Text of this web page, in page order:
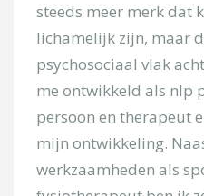
Kies uw locatie
Uw bericht
steeds meer merk dat
lichamelijk zijn, maar
psychosociaal vlak
me ontwikkeld als nlp
persoon en therapeut
mijn ontwikkeling.
werkzaamheden als